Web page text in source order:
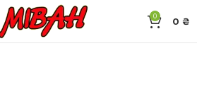
0 0 ₴